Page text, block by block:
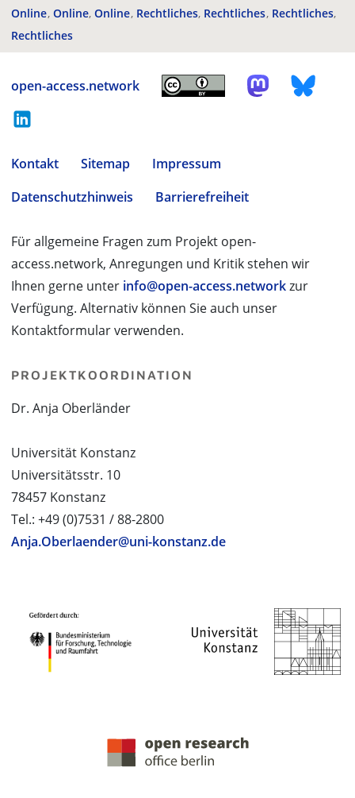
Online Online Online Rechtliches Rechtliches Rechtliches
Rechtliches
open-access.network
Kontakt Sitemap
Impressum
Datenschutzhinweis
Barrierefreiheit
Für allgemeine Fragen zum Projekt open-
access.network, Anregungen und Kritik stehen wir
Ihnen gerne unter info@open-access.networkzur
Verfügung. Alternativ können Sie auch unser
Kontaktformular verwenden.
PROJEKTKOORDINATION
Dr. Anja Oberländer
Universität Konstanz
Universitätsstr. 10
78457 Konstanz
Tel.: +49 (0)7531 / 88-2800
Anja.Oberlaender@uni-konstanz.de